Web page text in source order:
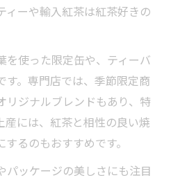
ィーや輸入紅茶は紅茶好きの
を使った限定缶や、ティーバ
す。専門店では、季節限定商
リジナルブレンドもあり、特
産には、紅茶と相性の良い焼
るのもおすすめです。
パッケージの美しさにも注目